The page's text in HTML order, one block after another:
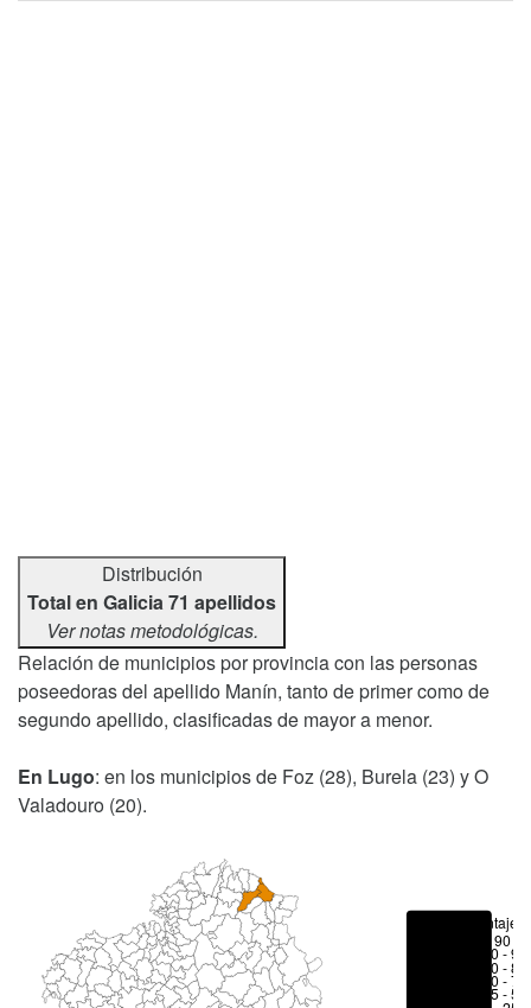
Distribución
Total en Galicia 71 apellidos
Ver notas metodológicas.
Relación de municipios por provincia con las personas
poseedoras del apellido Manín, tanto de primer como de
segundo apellido, clasificadas de mayor a menor.
En Lugo: en los municipios de Foz (28), Burela (23) y O
Valadouro (20).
Porcentajes
> 90 %
80 -
70 -
50 -
25 -